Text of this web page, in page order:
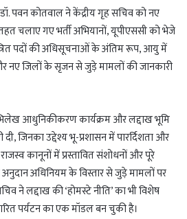
पवन कोतवाल ने केंद्रीय गृह सचिव को नए
चलाए गए भर्ती अभियानों, यूपीएससी को भेजे
पदों की अधिसूचनाओं के अंतिम रूप, आयु में
नए जिलों के सृजन से जुड़े मामलों की जानकारी
आधुनिकीकरण कार्यक्रम और लद्दाख भूमि
जिनका उद्देश्य भू-प्रशासन में पारर्दिशता और
कानूनों में प्रस्तावित संशोधनों और पूरे
अनुदान अधिनियम के विस्तार से जुड़े मामलों पर
ने लद्दाख की ‘होमस्टे नीति’ का भी विशेष
पर्यटन का एक मॉडल बन चुकी है।